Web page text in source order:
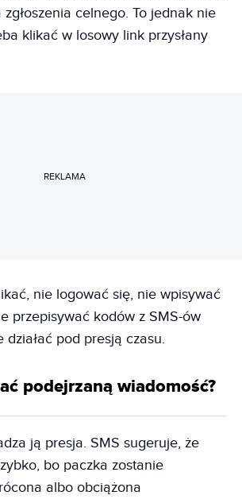
celnego. To jednak nie
klikać w losowy link przysłany
REKLAMA
nie logować się, nie wpisywać
przepisywać kodów z SMS-ów
pod presją czasu.
podejrzaną wiadomość?
ją presja. SMS sugeruje, że
bo paczka zostanie
albo obciążona